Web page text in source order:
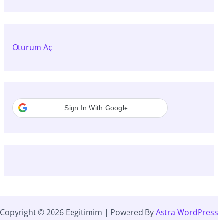
Oturum Aç
Sign In With Google
Copyright © 2026 Eegitimim | Powered ByAstra WordPress